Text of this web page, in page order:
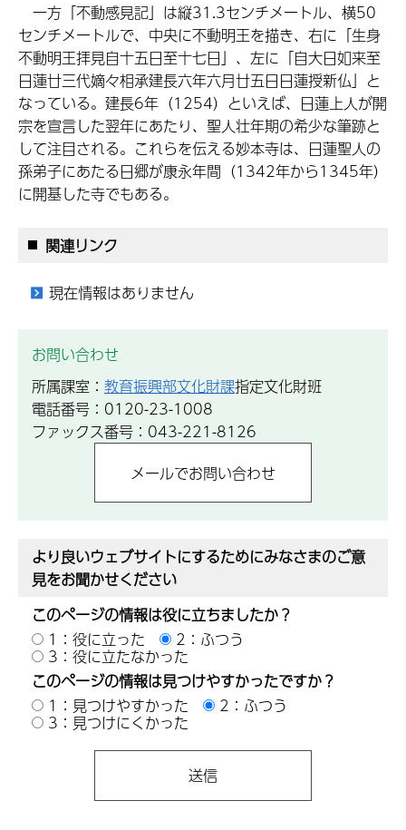
一方「不動感見記」は縦31.3センチメートル、横50
センチメートルで、中央に不動明王を描き、右に「生身
不動明王拝見自十五日至十七日」、左に「自大日如来至
日蓮廿三代嫡々相承建長六年六月廿五日日蓮授新仏」と
なっている。建長6年（1254）といえば、日蓮上人が開
宗を宣言した翌年にあたり、聖人壮年期の希少な筆跡と
して注目される。これらを伝える妙本寺は、日蓮聖人の
孫弟子にあたる日郷が康永年間（1342年から1345年）
に開基した寺でもある。
関連リンク
現在情報はありません
お問い合わせ
所属課室： 教育振興部文化財課指定文化財班
電話番号：0120-23-1008
ファックス番号：043-221-8126
より良いウェブサイトにするためにみなさまのご意
見をお聞かせください
このページの情報は役に立ちましたか？
1：役に立った
2：ふつう
3：役に立たなかった
このページの情報は見つけやすかったですか？
1：見つけやすかった
2：ふつう
3：見つけにくかった